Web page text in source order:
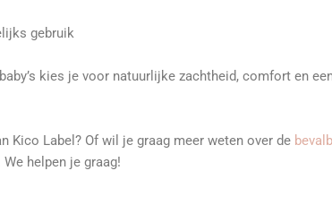
gebruik
kies je voor natuurlijke zachtheid, comfort en
Kico Label? Of wil je graag meer weten over de
We helpen je graag!